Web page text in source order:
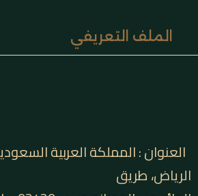
Profile
السعودية،